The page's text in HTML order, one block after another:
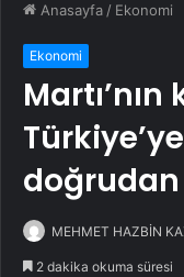
Anasayfa / Ekonomi
Ekonomi
doğrudan
MEHMET HAZBİN
2 dakika okuma süresi